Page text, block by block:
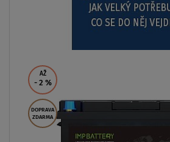
AŽ
- 2 %
DOPRAVA
ZDARMA